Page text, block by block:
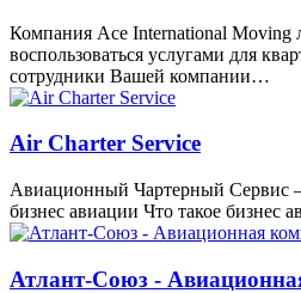
Компания Ace International Moving
воспользоваться услугами для
сотрудники Вашей компании…
Air Charter Service
Авиационный Чартерный Сервис –
бизнес авиации Что такое бизнес
Атлант-Союз -